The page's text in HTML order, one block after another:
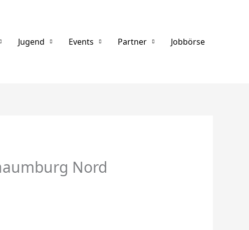
Jugend Events Partner Jobbörse
Nord